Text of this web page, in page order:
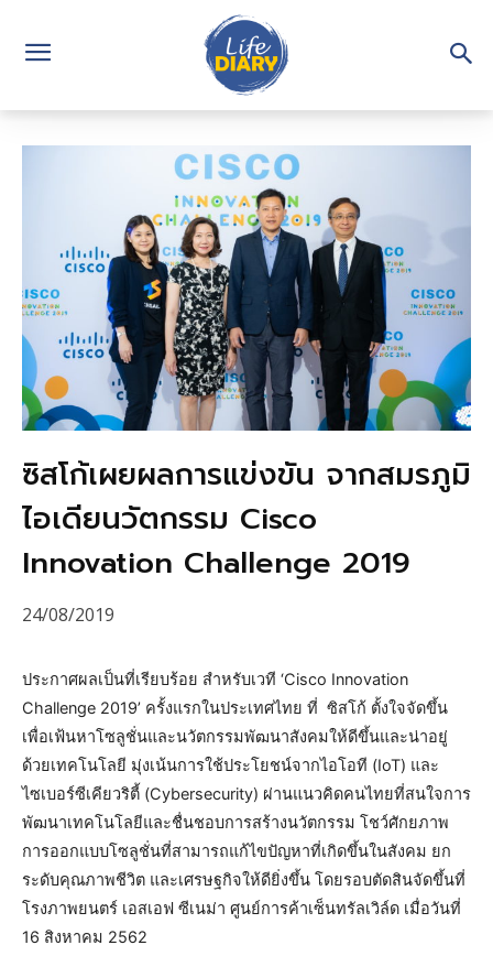
ซิสโก้เผยผลการแข่งขัน จากสมรภูมิ
ไอเดียนวัตกรรม Cisco
Innovation Challenge 2019
24/08/2019
ประกาศผลเป็นที่เรียบร้อย สำหรับเวที ‘Cisco Innovation
Challenge 2019’ ครั้งแรกในประเทศไทย ที่ ซิสโก้ ตั้งใจจัดขึ้น
เพื่อเฟ้นหาโซลูชั่นและนวัตกรรมพัฒนาสังคมให้ดีขึ้นและน่าอยู่
ด้วยเทคโนโลยี มุ่งเน้นการใช้ประโยชน์จากไอโอที (IoT) และ
ไซเบอร์ซีเคียวริตี้ (Cybersecurity) ผ่านแนวคิดคนไทยที่สนใจการ
พัฒนาเทคโนโลยีและชื่นชอบการสร้างนวัตกรรม โชว์ศักยภาพ
การออกแบบโซลูชั่นที่สามารถแก้ไขปัญหาที่เกิดขึ้นในสังคม ยก
ระดับคุณภาพชีวิต และเศรษฐกิจให้ดียิ่งขึ้น โดยรอบตัดสินจัดขึ้นที่
โรงภาพยนตร์ เอสเอฟ ซีเนม่า ศูนย์การค้าเซ็นทรัลเวิล์ด เมื่อวันที่
16 สิงหาคม 2562